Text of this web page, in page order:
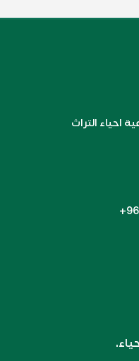
احياء التراث